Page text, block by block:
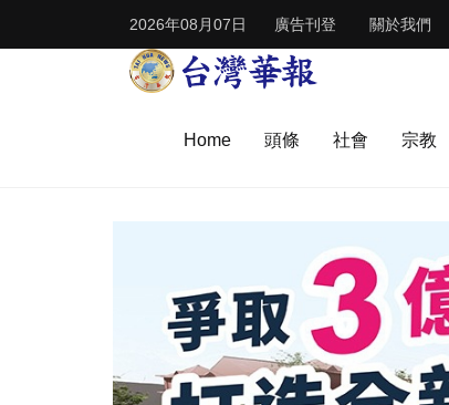
2026年08月07日 廣告刊登 關於我們
Home 頭條 社會 宗教